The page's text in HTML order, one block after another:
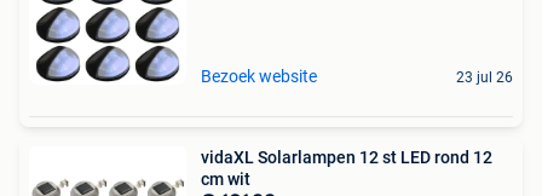
Bezoek website 23 jul 26
vidaXL Solarlampen 12 st LED rond 12
cm wit